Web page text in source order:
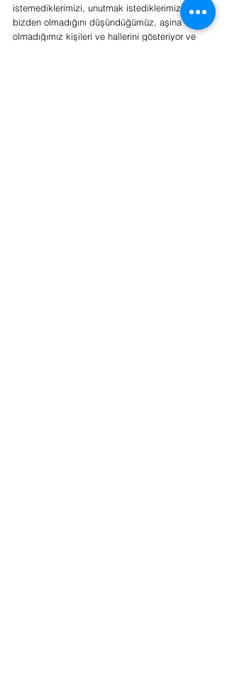
istemediklerimizi, unutmak istediklerimizi,
bizden olmadığını düşündüğümüz, aşina
olmadığımız kişileri ve hallerini gösteriyor ve